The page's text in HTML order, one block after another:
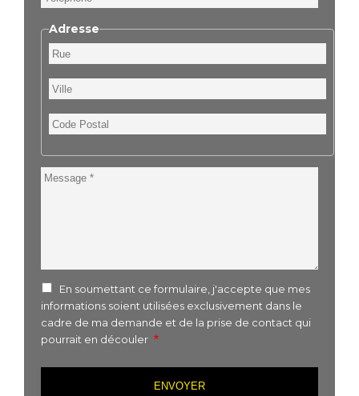
Adresse
Rue
Ville
Code
Postal
Message
En soumettant ce formulaire, j'accepte que mes
informations soient utilisées exclusivement dans le
cadre de ma demande et de la prise de contact qui
pourrait en découler